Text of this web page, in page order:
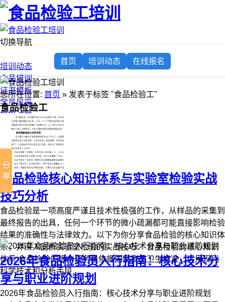
切换导航
培训动态
食品培训
证书模板
学员风采
模拟试题
在线报名
首页 培训动态 在线报名
您所在位置: 首页 » 发表于标签 "食品检验工"
食品检验工
食品检验核心知识体系与实验室检验实战
技巧分析
食品检验是一项高度严谨且技术性极强的工作，从样品的采集到
最终报告的出具，任何一个环节的微小疏漏都可能直接影响检验
结果的准确性与法律效力。以下为你分享食品检验的核心知识体
系，并深入剖析实验室检验的实战技巧： 食品检验的核心知识
体系 食品检验的根本任务是依据国家食品卫生标准，运用现代
科学技术和分析手段...
2026年食品检验员入行指南：核心技术分
享与职业进阶规划
2026年食品检验员入行指南：核心技术分享与职业进阶规划